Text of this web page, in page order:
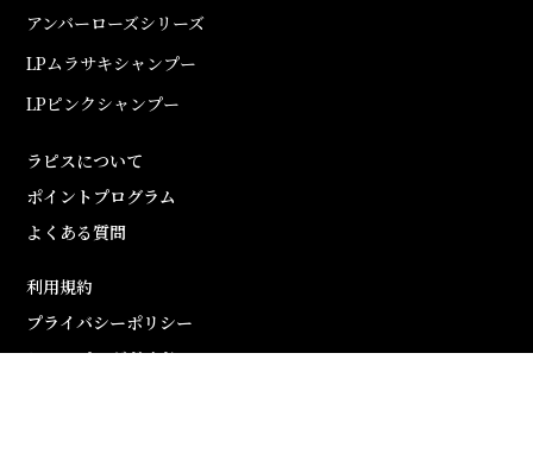
アンバーローズシリーズ
LPムラサキシャンプー
LPピンクシャンプー
ラピスについて
ポイントプログラム
よくある質問
利用規約
プライバシーポリシー
ショッピングガイド